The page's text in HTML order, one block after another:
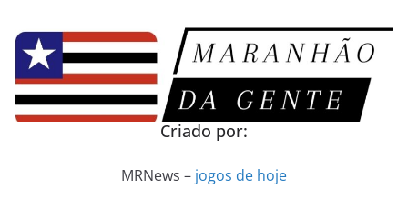
para
conteúdo
Criado por:
MRNews – jogos de hoje